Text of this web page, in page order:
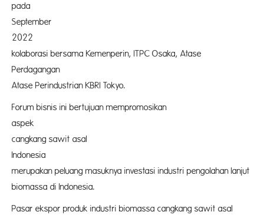
pada
September
2022
kolaborasi bersama Kemenperin, ITPC Osaka, Atase
Atase Perindustrian KBRI Tokyo.
Forum bisnis ini bertujuan mempromosikan
aspek
cangkang sawit asal
Indonesia
merupakan peluang masuknya investasi industri pengolahan lanjut
biomassa di Indonesia.
Pasar ekspor produk industri biomassa cangkang sawit asal